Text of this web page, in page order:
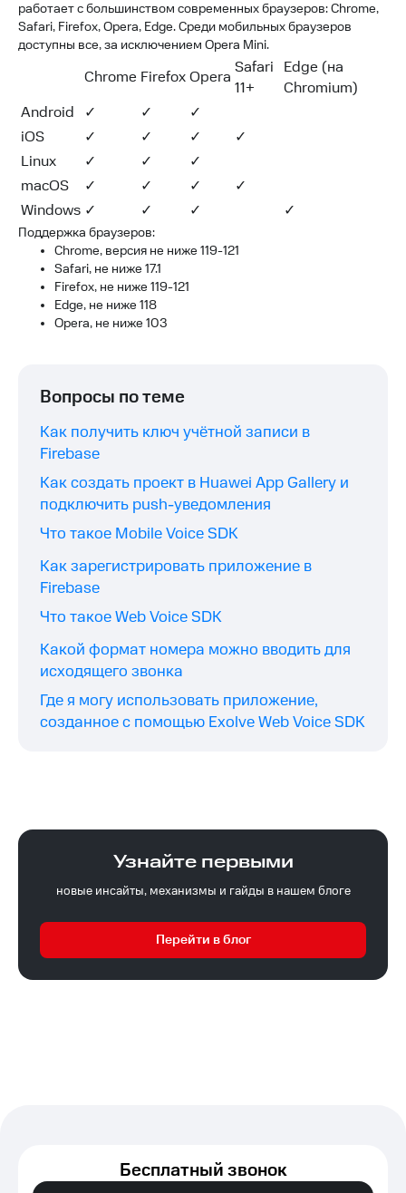
работает с большинством современных браузеров: Chrome,
Safari, Firefox, Opera, Edge. Среди мобильных браузеров
доступны все, за исключением Opera Mini.
Chrome Firefox Opera
Safari
11+
Edge (на
Chromium)
Android
✓ ✓
✓
iOS
✓ ✓ ✓
✓
Linux
✓ ✓
✓
macOS
✓ ✓ ✓
✓
Windows ✓ ✓ ✓ ✓
Поддержка браузеров:
Chrome, версия не ниже 119-121
Safari, не ниже 17.1
Firefox, не ниже 119-121
Edge, не ниже 118
Opera, не ниже 103
Вопросы по теме
Как получить ключ учётной записи в
Firebase
Как создать проект в Huawei App Gallery и
подключить push-уведомления
Что такое Mobile Voice SDK
Как зарегистрировать приложение в
Firebase
Что такое Web Voice SDK
Какой формат номера можно вводить для
исходящего звонка
Где я могу использовать приложение,
созданное с помощью Exolve Web Voice SDK
Узнайте первыми
новые инсайты, механизмы и гайды в нашем блоге
Перейти в блог
Бесплатный звонок